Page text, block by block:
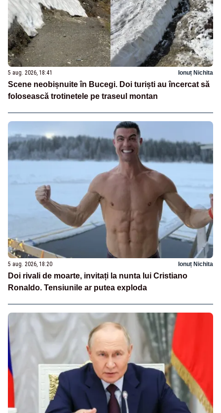
5 aug. 2026, 18:41 Ionuț Nichita
Scene neobișnuite în Bucegi. Doi turiști au încercat să
folosească trotinetele pe traseul montan
5 aug. 2026, 18:20 Ionuț Nichita
Doi rivali de moarte, invitați la nunta lui Cristiano
Ronaldo. Tensiunile ar putea exploda